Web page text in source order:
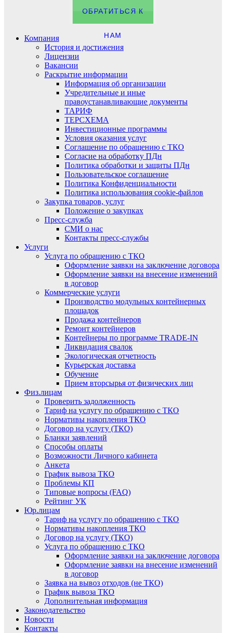
ОБРАТИТЬСЯ К
НАМ
Компания
История и достижения
Лицензии
Вакансии
Раскрытие информации
Информация об организации
Учредительные и иные
правоустанавливающие документы
ТАРИФ
ТЕРСХЕМА
Инвестиционные программы
Условия оказания услуг
Соглашение по обращению с ТКО
Согласие на обработку ПДн
Политика обработки и защиты ПДн
Пользовательское соглашение
Политика Конфиденциальности
Политика использования cookie-файлов
Закупка товаров, услуг
Положение о закупках
Пресс-служба
СМИ о нас
Контакты пресс-службы
Услуги
Услуга по обращению с ТКО
Оформление заявки на заключение договора
Оформление заявки на внесение изменений
в договор
Коммерческие услуги
Производство модульных контейнерных
площадок
Продажа контейнеров
Ремонт контейнеров
Контейнеры по программе TRADE-IN
Ликвидация свалок
Экологическая отчетность
Курьерская доставка
Обучение
Прием вторсырья от физических лиц
Физ.лицам
Проверить задолженность
Тариф на услугу по обращению с ТКО
Нормативы накопления ТКО
Договор на услугу (ТКО)
Бланки заявлений
Способы оплаты
Возможности Личного кабинета
Анкета
График вывоза ТКО
Проблемы КП
Типовые вопросы (FAQ)
Рейтинг УК
Юр.лицам
Тариф на услугу по обращению с ТКО
Нормативы накопления ТКО
Договор на услугу (ТКО)
Услуга по обращению с ТКО
Оформление заявки на заключение договора
Оформление заявки на внесение изменений
в договор
Заявка на вывоз отходов (не ТКО)
График вывоза ТКО
Дополнительная информация
Законодательство
Новости
Контакты